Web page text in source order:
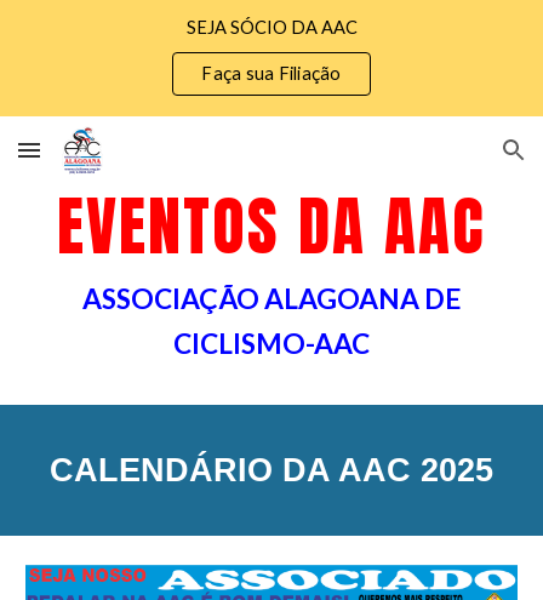
SEJA SÓCIO DA AAC
Faça sua Filiação
EVENTOS DA AAC
ASSOCIAÇÃO ALAGOANA DE
CICLISMO-AAC
CALENDÁRIO DA AAC 2025